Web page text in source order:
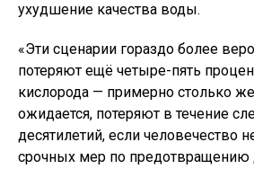
ухудшение качества воды.
«Эти сценарии гораздо более
потеряют ещё четыре-пять
кислорода — примерно столько
ожидается, потеряют в течение
десятилетий, если человечество
срочных мер по предотвращению